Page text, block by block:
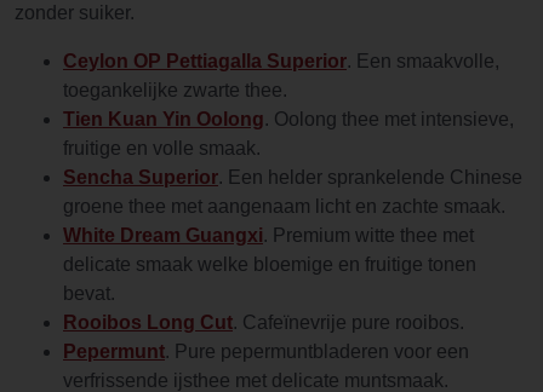
zonder suiker.
Ceylon OP Pettiagalla Superior. Een smaakvolle,
toegankelijke zwarte thee.
Tien Kuan Yin Oolong. Oolong thee met intensieve,
fruitige en volle smaak.
Sencha Superior. Een helder sprankelende Chinese
groene thee met aangenaam licht en zachte smaak.
White Dream Guangxi. Premium witte thee met
delicate smaak welke bloemige en fruitige tonen
bevat.
Rooibos Long Cut. Cafeïnevrije pure rooibos.
Pepermunt. Pure pepermuntbladeren voor een
verfrissende ijsthee met delicate muntsmaak.